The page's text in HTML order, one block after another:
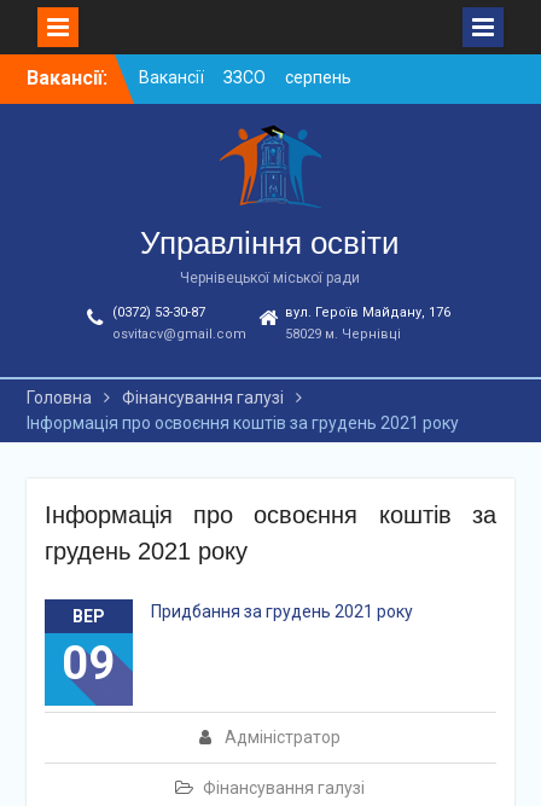
SkipВакансії:
Вакансії ЗЗСО серпень
2026
Вакансії ЗЗСО червень
Вакансії у ЗДО та
дошкільних підрозділах
ЗЗСО станом на
01.08.2026 р.
Управління освіти
Чернівецької міської ради
(0372) 53-30-87
osvitacv@gmail.com
вул. Героїв Майдану, 176
58029 м. Чернівці
Головна
Фінансування галузі
Інформація про освоєння коштів за грудень 2021 року
Інформація про освоєння коштів за
грудень 2021 року
ВЕР
09
Адміністратор
Фінансування галузі
Придбання за грудень 2021 року